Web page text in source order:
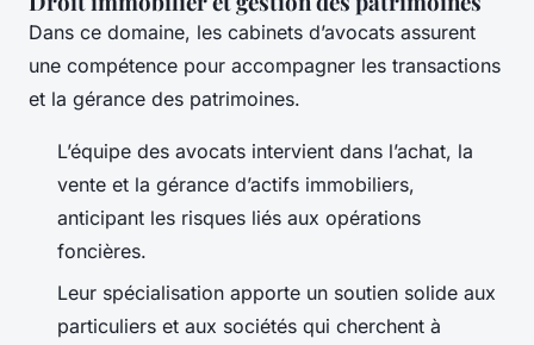
Dans ce domaine, les cabinets d’avocats assurent
une compétence pour accompagner les transactions
et la gérance des patrimoines.
L’équipe des avocats intervient dans l’achat, la
vente et la gérance d’actifs immobiliers,
anticipant les risques liés aux opérations
foncières.
Leur spécialisation apporte un soutien solide aux
particuliers et aux sociétés qui cherchent à